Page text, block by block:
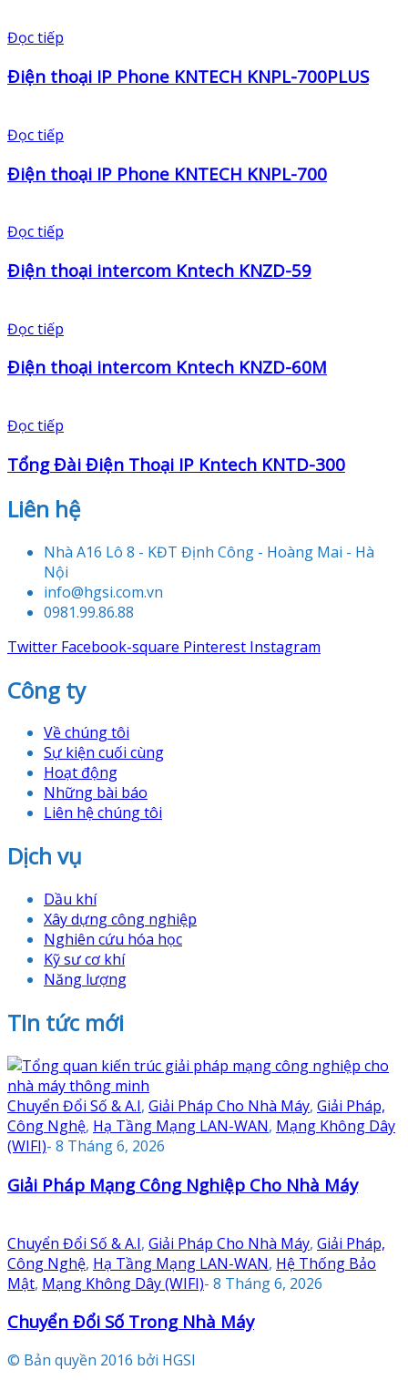
Đọc tiếp
Điện thoại IP Phone KNTECH KNPL-700PLUS
Đọc tiếp
Điện thoại IP Phone KNTECH KNPL-700
Đọc tiếp
Điện thoại intercom Kntech KNZD-59
Đọc tiếp
Điện thoại intercom Kntech KNZD-60M
Đọc tiếp
Tổng Đài Điện Thoại IP Kntech KNTD-300
Liên hệ
Nhà A16 Lô 8 - KĐT Định Công - Hoàng Mai - Hà
Nội
info@hgsi.com.vn
0981.99.86.88
Twitter Facebook-square Pinterest Instagram
Công ty
Về chúng tôi
Sự kiện cuối cùng
Hoạt động
Những bài báo
Liên hệ chúng tôi
Dịch vụ
Dầu khí
Xây dựng công nghiệp
Nghiên cứu hóa học
Kỹ sư cơ khí
Năng lượng
TIn tức mới
Chuyển Đổi Số & A.I, Giải Pháp Cho Nhà Máy, Giải Pháp,
Công Nghệ, Hạ Tầng Mạng LAN-WAN, Mạng Không Dây
(WIFI)- 8 Tháng 6, 2026
Giải Pháp Mạng Công Nghiệp Cho Nhà Máy
Chuyển Đổi Số & A.I, Giải Pháp Cho Nhà Máy, Giải Pháp,
Công Nghệ, Hạ Tầng Mạng LAN-WAN, Hệ Thống Bảo
Mật, Mạng Không Dây (WIFI)- 8 Tháng 6, 2026
Chuyển Đổi Số Trong Nhà Máy
© Bản quyền 2016 bởi HGSI